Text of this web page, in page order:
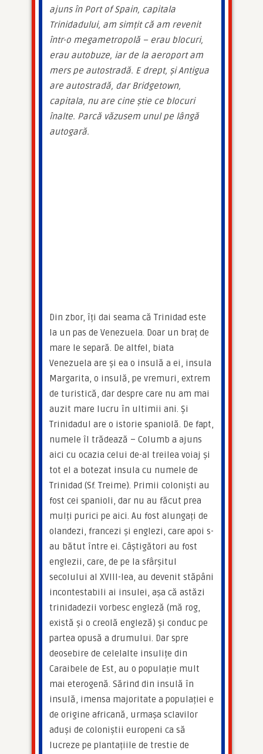
ajuns în Port of Spain, capitala
Trinidadului, am simțit că am revenit
într-o megametropolă – erau blocuri,
erau autobuze, iar de la aeroport am
mers pe autostradă. E drept, și Antigua
are autostradă, dar Bridgetown,
capitala, nu are cine știe ce blocuri
înalte. Parcă văzusem unul pe lângă
autogară.
Din zbor, îți dai seama că Trinidad este
la un pas de Venezuela. Doar un braț de
mare le separă. De altfel, biata
Venezuela are și ea o insulă a ei, insula
Margarita, o insulă, pe vremuri, extrem
de turistică, dar despre care nu am mai
auzit mare lucru în ultimii ani. Și
Trinidadul are o istorie spaniolă. De fapt,
numele îl trădează – Columb a ajuns
aici cu ocazia celui de-al treilea voiaj și
tot el a botezat insula cu numele de
Trinidad (Sf. Treime). Primii coloniști au
fost cei spanioli, dar nu au făcut prea
mulți purici pe aici. Au fost alungați de
olandezi, francezi și englezi, care apoi s-
au bătut între ei. Câștigători au fost
englezii, care, de pe la sfârșitul
secolului al XVIII-lea, au devenit stăpâni
incontestabili ai insulei, așa că astăzi
trinidadezii vorbesc engleză (mă rog,
există și o creolă engleză) și conduc pe
partea opusă a drumului. Dar spre
deosebire de celelalte insulițe din
Caraibele de Est, au o populație mult
mai eterogenă. Sărind din insulă în
insulă, imensa majoritate a populației e
de origine africană, urmașa sclavilor
aduși de coloniștii europeni ca să
lucreze pe plantațiile de trestie de